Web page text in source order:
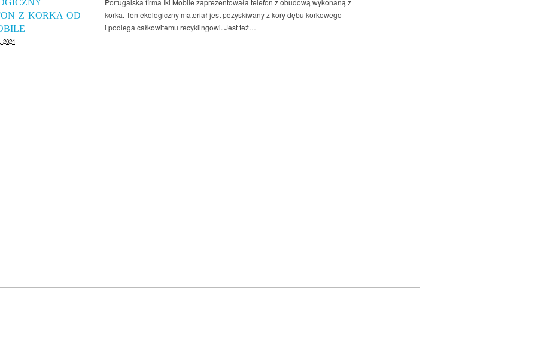
Z KORKA OD
2024
korka. Ten ekologiczny materiał jest pozyskiwany z kory dębu korkowego
i podlega całkowitemu recyklingowi. Jest też…